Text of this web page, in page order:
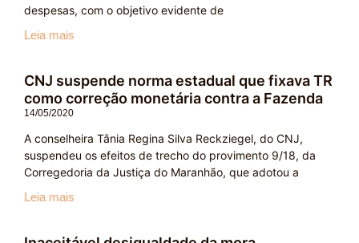
despesas, com o objetivo evidente de
Leia mais
CNJ suspende norma estadual que fixava TR
como correção monetária contra a Fazenda
14/05/2020
A conselheira Tânia Regina Silva Reckziegel, do CNJ,
suspendeu os efeitos de trecho do provimento 9/18, da
Corregedoria da Justiça do Maranhão, que adotou a
Leia mais